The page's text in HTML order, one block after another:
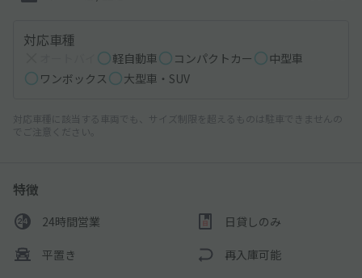
対応車種
軽自動車 コンパクトカー
中型車
ワンボックス
大型車・SUV
対応車種に該当する車両でも、サイズ制限を超えるものは駐車できませんの
でご注意ください。
特徴
24時間営業 日貸しのみ
平置き 再入庫可能